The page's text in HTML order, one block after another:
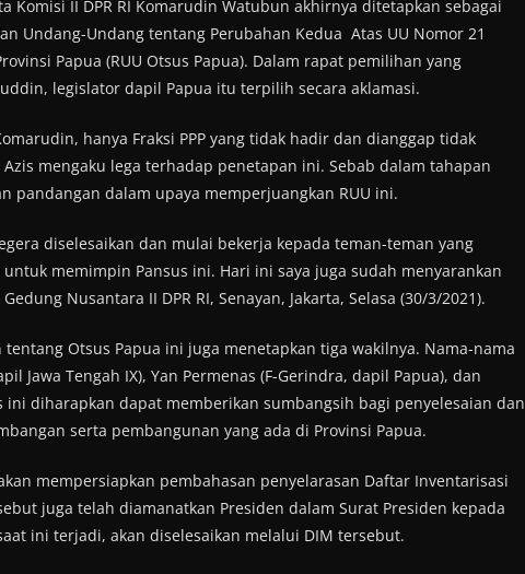
Komisi II DPR RI Komarudin Watubun akhirnya ditetapkan sebagai
Undang-Undang tentang Perubahan Kedua Atas UU Nomor 21
Papua (RUU Otsus Papua). Dalam rapat pemilihan yang
legislator dapil Papua itu terpilih secara aklamasi.
hanya Fraksi PPP yang tidak hadir dan dianggap tidak
mengaku lega terhadap penetapan ini. Sebab dalam tahapan
pandangan dalam upaya memperjuangkan RUU ini.
diselesaikan dan mulai bekerja kepada teman-teman yang
memimpin Pansus ini. Hari ini saya juga sudah menyarankan
Nusantara II DPR RI, Senayan, Jakarta, Selasa (30/3/2021).
Otsus Papua ini juga menetapkan tiga wakilnya. Nama-nama
Jawa Tengah IX), Yan Permenas (F-Gerindra, dapil Papua), dan
ini diharapkan dapat memberikan sumbangsih bagi penyelesaian dan
serta pembangunan yang ada di Provinsi Papua.
mempersiapkan pembahasan penyelarasan Daftar Inventarisasi
juga telah diamanatkan Presiden dalam Surat Presiden kepada
ini terjadi, akan diselesaikan melalui DIM tersebut.